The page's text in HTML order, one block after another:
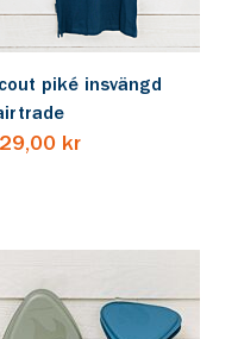
piké insvängd
kr